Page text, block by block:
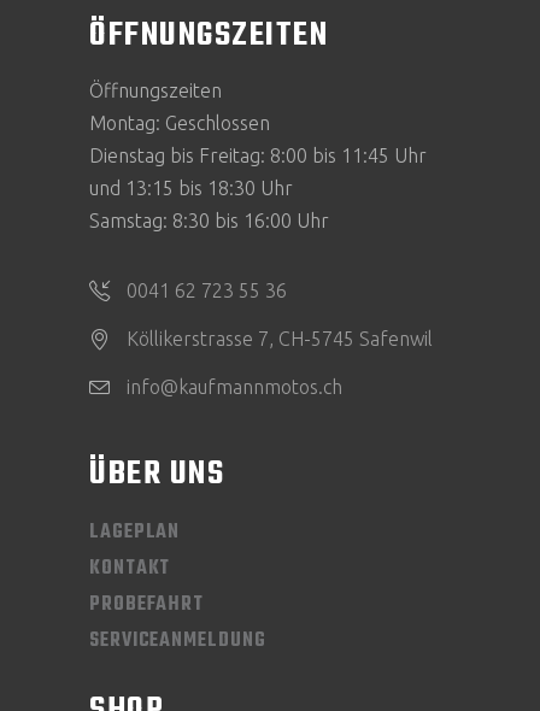
ÖFFNUNGSZEITEN
Öffnungszeiten
Montag: Geschlossen
Dienstag bis Freitag: 8:00 bis 11:45 Uhr
und 13:15 bis 18:30 Uhr
Samstag: 8:30 bis 16:00 Uhr
0041 62 723 55 36
Köllikerstrasse 7, CH-5745 Safenwil
info@kaufmannmotos.ch
ÜBER UNS
LAGEPLAN
KONTAKT
PROBEFAHRT
SERVICEANMELDUNG